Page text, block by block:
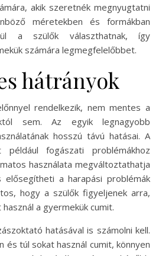
akik szeretnék megnyugtatni
méretekben és formákban
a szülők választhatnak, így
számára legmegfelelőbbet.
hátrányok
rendelkezik, nem mentes a
sem. Az egyik legnagyobb
hosszú távú hatásai. A
például fogászati problémákhoz
használata megváltoztathatja
a harapási problémák
hogy a szülők figyeljenek arra,
a gyermekük cumit.
hatásával is számolni kell.
és túl sokat használ cumit, könnyen